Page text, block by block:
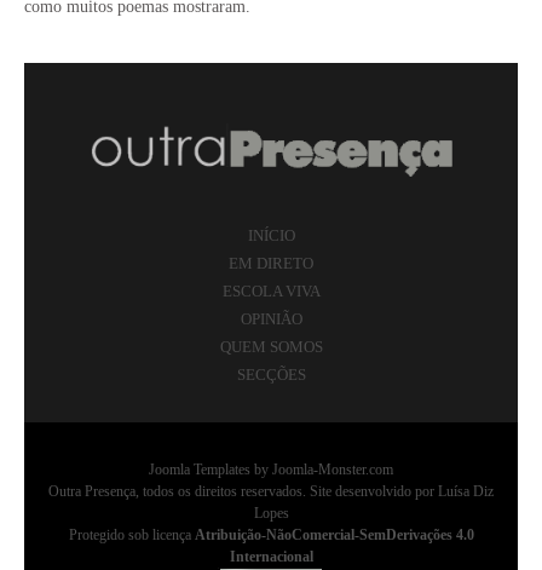
como muitos poemas mostraram.
INÍCIO
EM DIRETO
ESCOLA VIVA
OPINIÃO
QUEM SOMOS
SECÇÕES
Joomla Templates by Joomla-Monster.com
Outra Presença, todos os direitos reservados. Site desenvolvido por Luísa Diz
Lopes
Protegido sob licença Atribuição-NãoComercial-SemDerivações 4.0
Internacional